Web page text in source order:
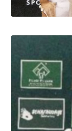
Summe